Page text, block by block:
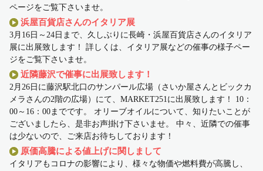
ページをご覧下さいませ。
浜屋百貨店さんのイタリア展
3月16日～24日まで、久しぶりに長崎・浜屋百貨店さんのイタリア
展に出展致します！ 詳しくは、イタリア展などの催事の様子ペー
ジをご覧下さいませ。
近隣藤沢で催事に出展致します！
2月26日に藤沢駅北口のサンパール広場（さいか屋さんとビックカ
メラさんの2階の広場）にて、MARKET251に出展致します！ 10：
00～16：00までです。 オリーブオイルについて、知りたいことが
ございましたら、是非お声掛け下さいませ。 中々、近隣での催事
は少ないので、ご来店お待ちしております！
原価高騰による値上げに関しまして
イタリアもコロナの影響により、様々な物価や燃料費が高騰し、